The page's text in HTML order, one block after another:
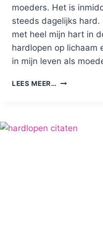
moeders. Het is
steeds dagelijks
met heel mijn hart in
hardlopen op lichaam
in mijn leven als
LEES MEER… WAAROM
GOED